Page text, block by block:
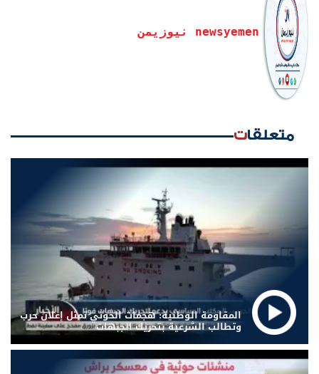
newsyemen نيوزيمن
متعلقات
المقاومة الوطنية: هجمات الحوثي تمثل إعلان حرب
وتطالب الشرعية بتحريك الجبهات